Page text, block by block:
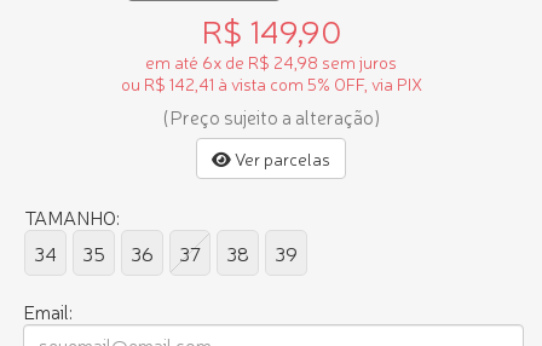
R$ 149,90
em até 6x de R$ 24,98 sem juros
ou R$ 142,41 à vista com 5% OFF, via PIX
(Preço sujeito a alteração)
Ver parcelas
TAMANHO:
34
35 36 37 38 39
Email: